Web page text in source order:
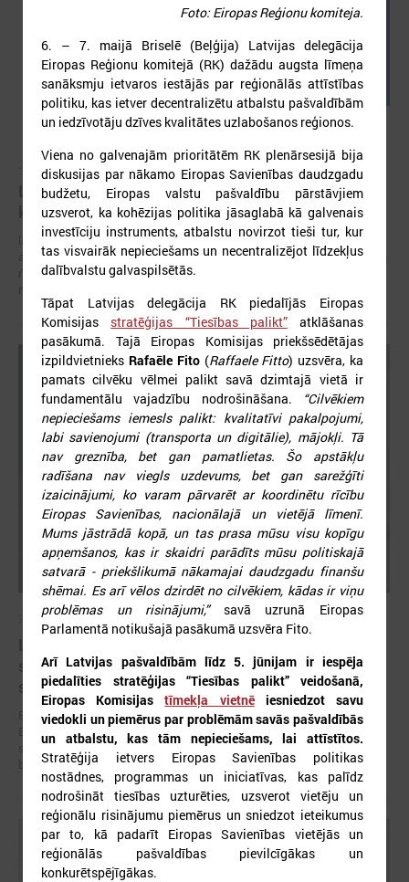
2026. gada 05. augusts
LPS aicina piedalīties seminārā “Stiprinot vietējās
kopienas krīzē" 11. augustā, Cēsīs
latvijas Pašvaldību savienība sadarbībā ar Cēsu novada pašvaldību
aicina piedalīties seminārā “Stiprinot vietējās kopienas krīzē: proaktīva
rīcība un pieredzes apmaiņa starp Ukrainas un ES pašvaldībām”, kas
2026. gada 19. jūnijs
sadarbībai ar Ukrainas pašvaldībām veltītai
starptautiskai balvai
Eiropas Pašvaldību un reģionu padome sadarbībā ar “U-LEAD with
Europe” un Latvijas Pašvaldību savienību izsludinājusi pieteikšanos
starptautiskai pašvaldību sadarbības balvai “Uzticības tiltu sadarbības
balva 2026”.
Foto: Eiropas Reģionu komiteja.
6. – 7. maijā Briselē (Beļģija) Latvijas delegācija
Eiropas Reģionu komitejā (RK) dažādu augsta līmeņa
sanāksmju ietvaros iestājās par reģionālās attīstības
politiku, kas ietver decentralizētu atbalstu pašvaldībām
un iedzīvotāju dzīves kvalitātes uzlabošanos reģionos.
Viena no galvenajām prioritātēm RK plenārsesijā bija
diskusijas par nākamo Eiropas Savienības daudzgadu
budžetu, Eiropas valstu pašvaldību pārstāvjiem
uzsverot, ka kohēzijas politika jāsaglabā kā galvenais
investīciju instruments, atbalstu novirzot tieši tur, kur
tas visvairāk nepieciešams un necentralizējot līdzekļus
dalībvalstu galvaspilsētās.
Tāpat Latvijas delegācija RK piedalījās Eiropas
Komisijas stratēģijas “Tiesības palikt”atklāšanas
pasākumā. Tajā Eiropas Komisijas priekšsēdētājas
izpildvietnieks Rafaēle Fito(Raffaele Fitto) uzsvēra, ka
pamats cilvēku vēlmei palikt savā dzimtajā vietā ir
fundamentālu vajadzību nodrošināšana.
“Cilvēkiem
nepieciešams iemesls palikt: kvalitatīvi pakalpojumi,
labi savienojumi (transporta un digitālie), mājokļi. Tā
nav greznība, bet gan pamatlietas. Šo apstākļu
radīšana nav viegls uzdevums, bet gan sarežģīti
izaicinājumi, ko varam pārvarēt ar koordinētu rīcību
Eiropas Savienības, nacionālajā un vietējā līmenī.
Mums jāstrādā kopā, un tas prasa mūsu visu kopīgu
apņemšanos, kas ir skaidri parādīts mūsu politiskajā
satvarā - priekšlikumā nākamajai daudzgadu finanšu
shēmai. Es arī vēlos dzirdēt no cilvēkiem, kādas ir viņu
problēmas un risinājumi,”savā uzrunā Eiropas
Parlamentā notikušajā pasākumā uzsvēra Fito.
Arī Latvijas pašvaldībām līdz 5. jūnijam ir iespēja
piedalīties stratēģijas “Tiesības palikt” veidošanā,
Eiropas Komisijastīmekļa vietnēiesniedzot savu
viedokli un piemērus par problēmām savās pašvaldībās
un atbalstu, kas tām nepieciešams, lai attīstītos.
Stratēģija ietvers Eiropas Savienības politikas
nostādnes, programmas un iniciatīvas, kas palīdz
nodrošināt tiesības uzturēties, uzsverot vietēju un
reģionālu risinājumu piemērus un sniedzot ieteikumus
par to, kā padarīt Eiropas Savienības vietējās un
reģionālās pašvaldības pievilcīgākas un
konkurētspējīgākas.